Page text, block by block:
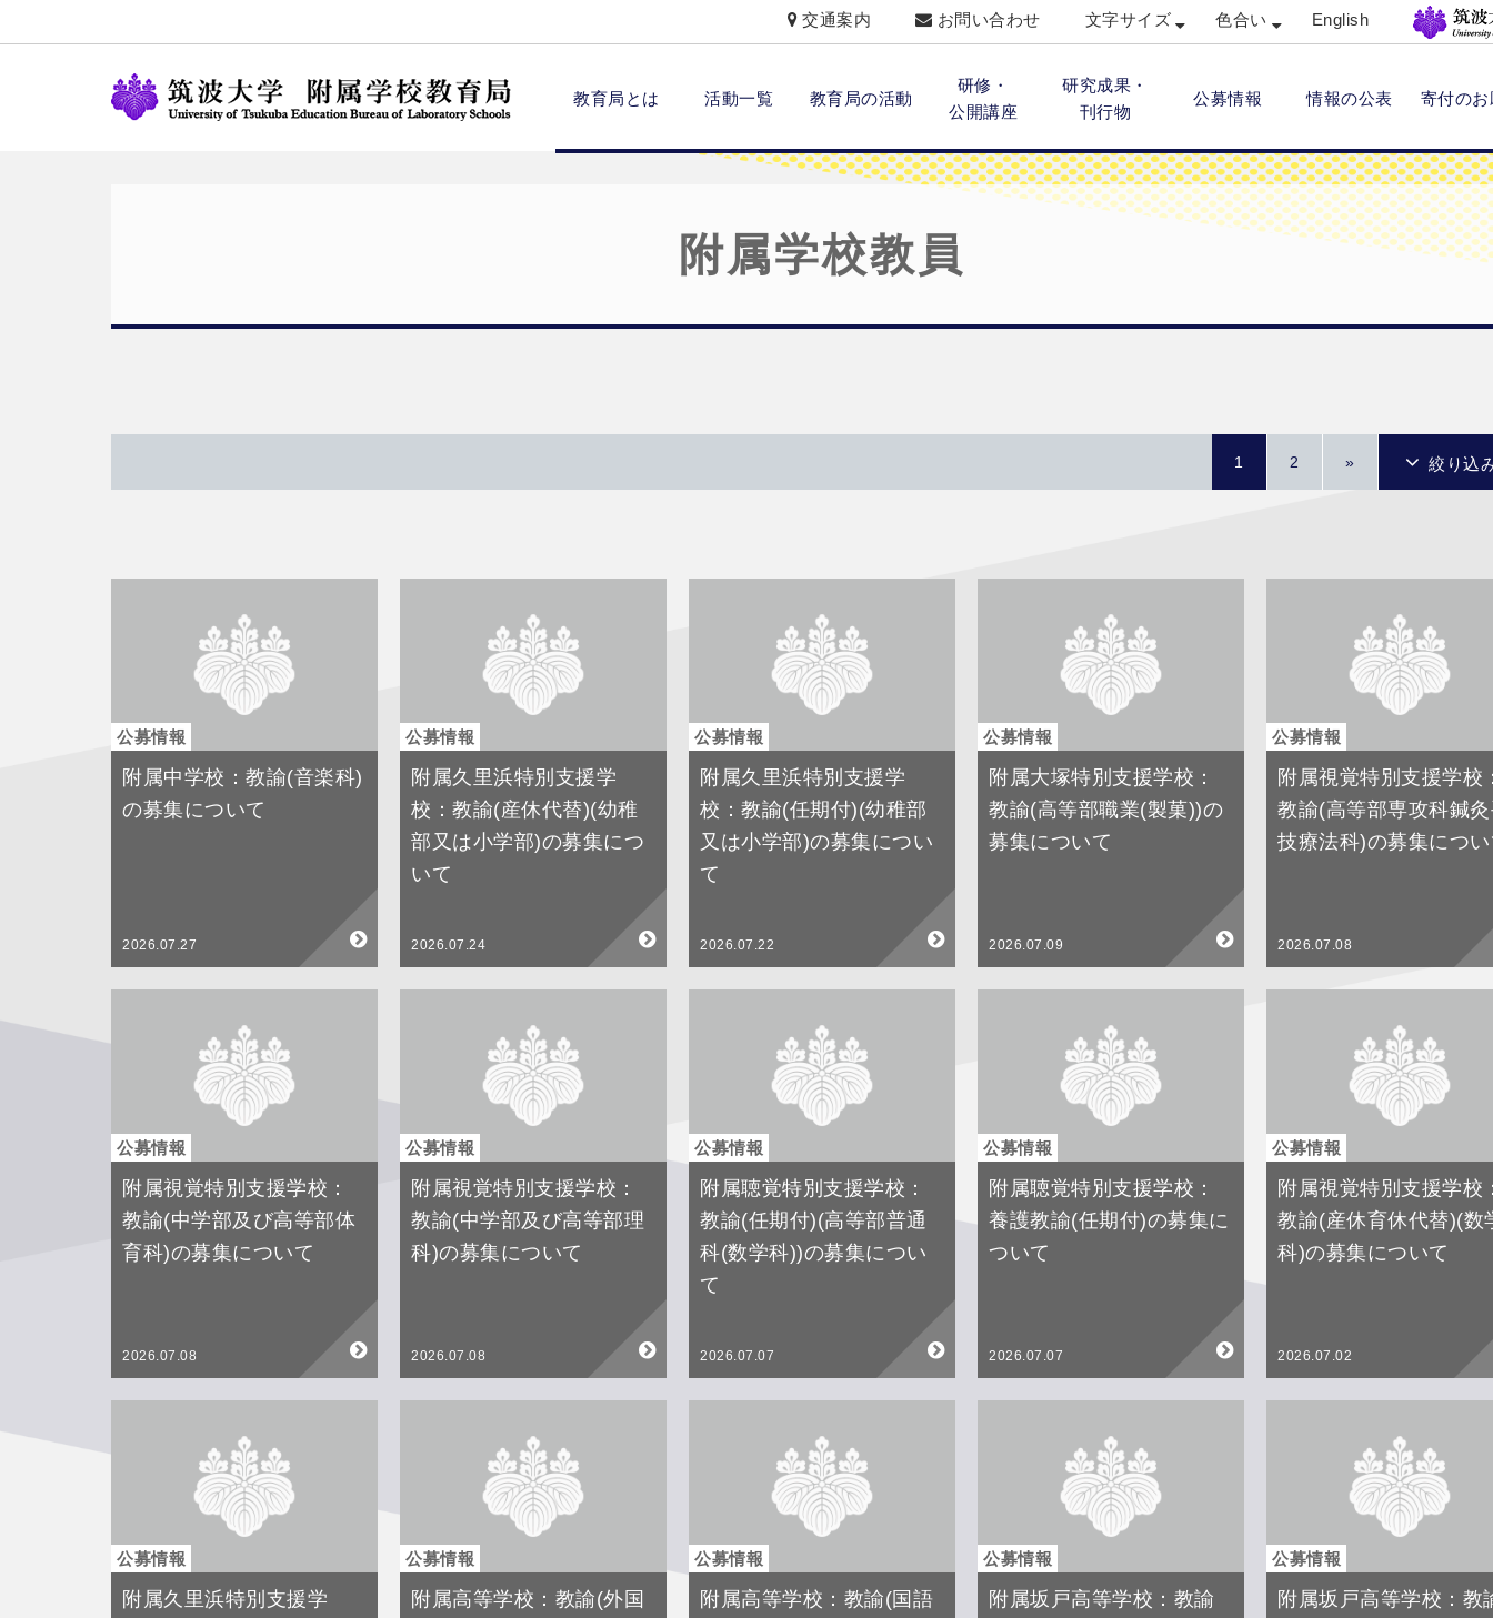
交通案内 お問い合わせ 文字サイズ 色合い English
教育局とは 活動一覧 教育局の活動
研修・
公開講座
研究成果・
刊行物
公募情報 情報の公表 寄付のお
附属学校教員
絞り込
1 2 »
公募情報
附属中学校：教諭(音楽科)
の募集について
2026.07.27
公募情報
附属久里浜特別支援学
校：教諭(産休代替)(幼稚
部又は小学部)の募集につ
いて
2026.07.24
公募情報
附属久里浜特別支援学
校：教諭(任期付)(幼稚部
又は小学部)の募集につい
て
2026.07.22
公募情報
附属大塚特別支援学校：
教諭(高等部職業(製菓))の
募集について
2026.07.09
公募情報
附属視覚特別支援学校
教諭(高等部専攻科鍼
技療法科)の募集につ
2026.07.08
公募情報
附属視覚特別支援学校：
教諭(中学部及び高等部体
育科)の募集について
2026.07.08
公募情報
附属視覚特別支援学校：
教諭(中学部及び高等部理
科)の募集について
2026.07.08
公募情報
附属聴覚特別支援学校：
教諭(任期付)(高等部普通
科(数学科))の募集につい
て
2026.07.07
公募情報
附属聴覚特別支援学校：
養護教諭(任期付)の募集に
ついて
2026.07.07
公募情報
附属視覚特別支援学校
教諭(産休育休代替)(数
科)の募集について
2026.07.02
公募情報
附属久里浜特別支援学
公募情報
附属高等学校：教諭(外国
公募情報
附属高等学校：教諭(国語
公募情報
附属坂戸高等学校：教諭
公募情報
附属坂戸高等学校：教